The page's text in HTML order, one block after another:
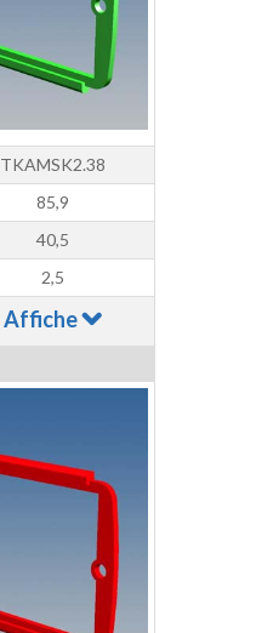
TKAMSK2.38
85,9
40,5
2,5
Affiche